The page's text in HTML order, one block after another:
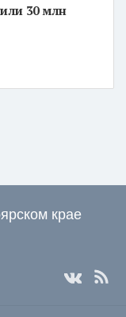
30 млн
крае